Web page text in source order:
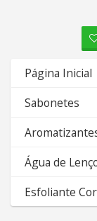
Página Inicial
Sabonetes
Água de
Esfoliante